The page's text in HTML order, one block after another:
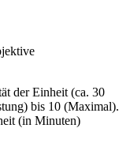
der Einheit (ca. 30
bis 10 (Maximal).
(in Minuten)